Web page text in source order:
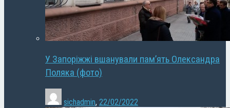
У Запоріжжі вшанували пам’ять Олександра
Поляка (фото)
sichadmin, 22/02/2022